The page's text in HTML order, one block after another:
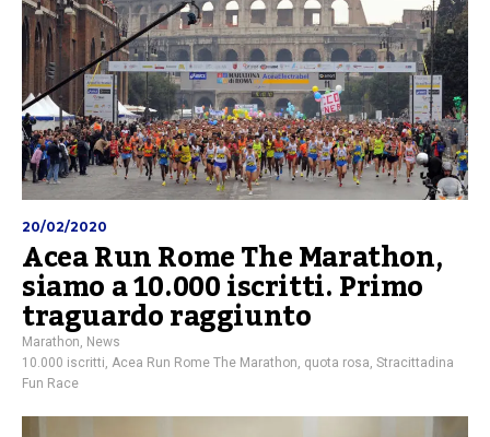
20/02/2020
Acea Run Rome The Marathon,
siamo a 10.000 iscritti. Primo
traguardo raggiunto
Marathon, News
10.000 iscritti, Acea Run Rome The Marathon, quota rosa, Stracittadina
Fun Race